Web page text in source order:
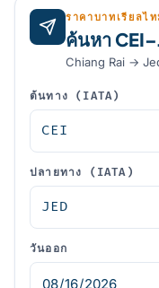
ราคาบาทเรียล
ค้นหา
Chiang Rai →
ต้นทาง (IATA)
ปลายทาง (IATA)
วันออก